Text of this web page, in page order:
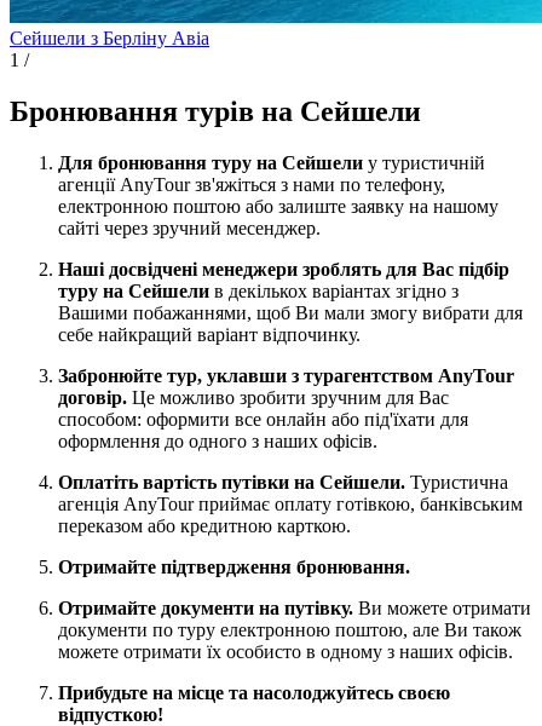
Сейшели з Берліну Авіа
1 /
Бронювання турів на Сейшели
Для бронювання туру на Сейшели у туристичній
агенції AnyTour зв'яжіться з нами по телефону,
електронною поштою або залиште заявку на нашому
сайті через зручний месенджер.
Наші досвідчені менеджери зроблять для Вас підбір
туру на Сейшели в декількох варіантах згідно з
Вашими побажаннями, щоб Ви мали змогу вибрати для
себе найкращий варіант відпочинку.
Забронюйте тур, уклавши з турагентством AnyTour
договір. Це можливо зробити зручним для Вас
способом: оформити все онлайн або під'їхати для
оформлення до одного з наших офісів.
Оплатіть вартість путівки на Сейшели. Туристична
агенція AnyTour приймає оплату готівкою, банківським
переказом або кредитною карткою.
Отримайте підтвердження бронювання.
Отримайте документи на путівку. Ви можете отримати
документи по туру електронною поштою, але Ви також
можете отримати їх особисто в одному з наших офісів.
Прибудьте на місце та насолоджуйтесь своєю
відпусткою!